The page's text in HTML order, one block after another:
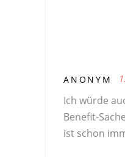
ANONYM
Ich würde
Benefit-
ist schon